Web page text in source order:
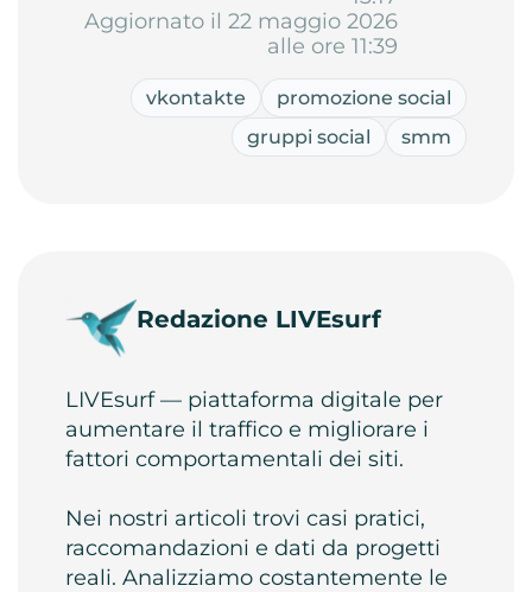
Aggiornato il 22 maggio 2026
alle ore 11:39
vkontakte
promozione social
gruppi social
smm
Redazione LIVEsurf
LIVEsurf — piattaforma digitale per
aumentare il traffico e migliorare i
fattori comportamentali dei siti.
Nei nostri articoli trovi casi pratici,
raccomandazioni e dati da progetti
reali. Analizziamo costantemente le